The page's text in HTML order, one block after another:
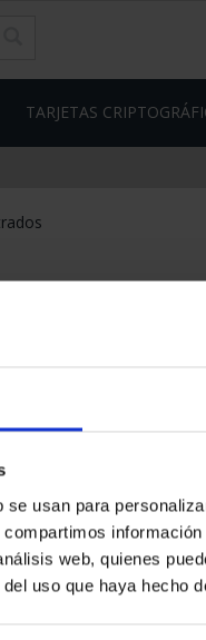
usan para
web, quienes
uso que haya hecho
TARJETAS